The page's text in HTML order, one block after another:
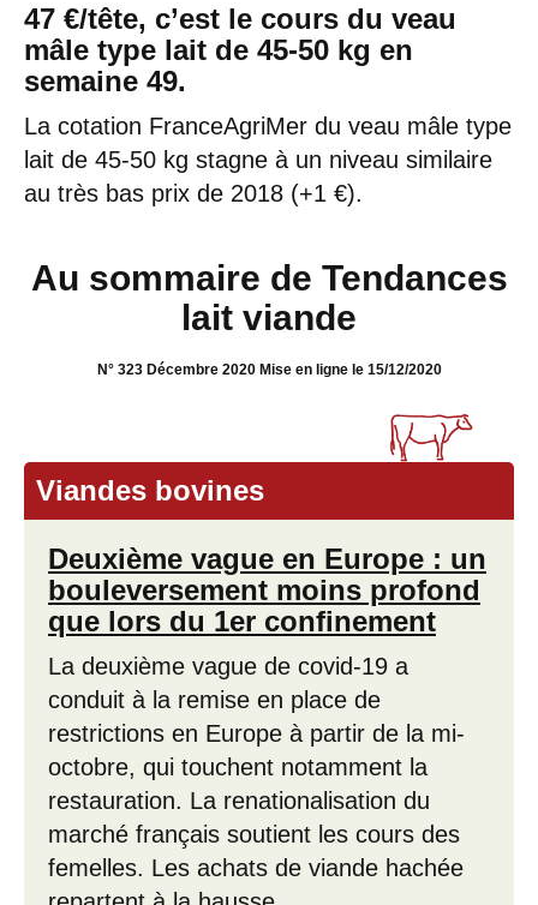
47 €/tête, c’est le cours du veau
mâle type lait de 45-50 kg en
semaine 49.
La cotation FranceAgriMer du veau mâle type
lait de 45-50 kg stagne à un niveau similaire
au très bas prix de 2018 (+1 €).
Au sommaire de Tendances
lait viande
N° 323 Décembre 2020 Mise en ligne le 15/12/2020
Viandes bovines
Deuxième vague en Europe : un
bouleversement moins profond
que lors du 1er confinement
La deuxième vague de covid-19 a
conduit à la remise en place de
restrictions en Europe à partir de la mi-
octobre, qui touchent notamment la
restauration. La renationalisation du
marché français soutient les cours des
femelles. Les achats de viande hachée